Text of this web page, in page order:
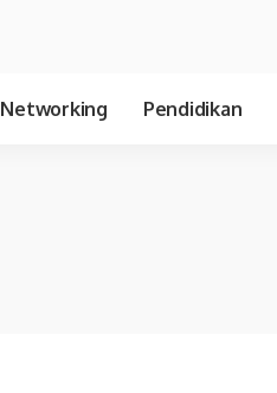
Networking Pendidikan